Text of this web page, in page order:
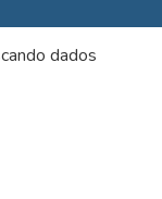
dados